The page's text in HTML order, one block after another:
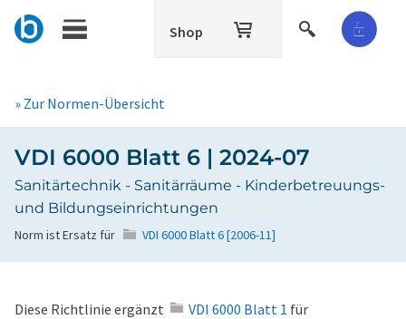
Shop
» Zur Normen-Übersicht
VDI 6000 Blatt 6 | 2024-07
Sanitärtechnik - Sanitärräume - Kinderbetreuungs-
und Bildungseinrichtungen
Norm ist Ersatz für VDI 6000 Blatt 6 [2006-11]
Diese Richtlinie ergänzt VDI 6000 Blatt 1 für